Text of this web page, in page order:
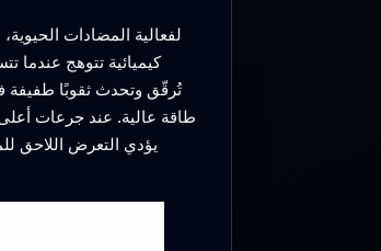
كيميائية تتوهج عندما
طاقة عالية. عند جرعات